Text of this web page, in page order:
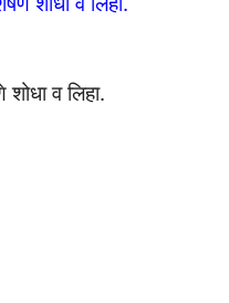
शोधा व लिहा.